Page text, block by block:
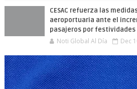
CESAC refuerza las
aeroportuaria ante el
pasajeros por festividades
Noti Global Al Día Dec